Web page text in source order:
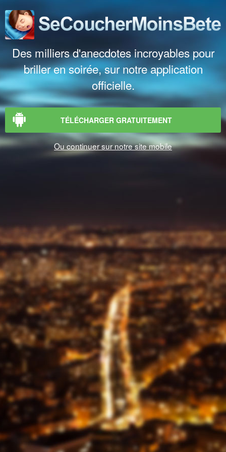
Des milliers d'anecdotes incroyables pour
briller en soirée, sur notre application
officielle.
TÉLÉCHARGER GRATUITEMENT
Ou continuer sur notre site mobile